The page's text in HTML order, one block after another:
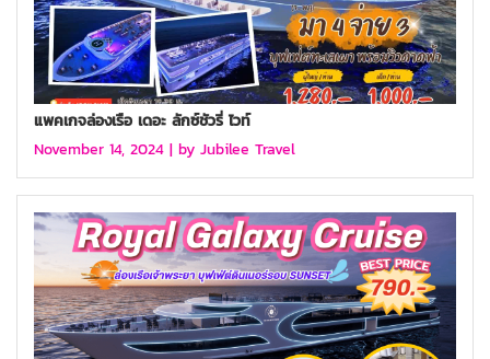
แพคเกจล่องเรือ เดอะ ลักซ์ชัวรี่ ไวท์
November 14, 2024 | by Jubilee Travel